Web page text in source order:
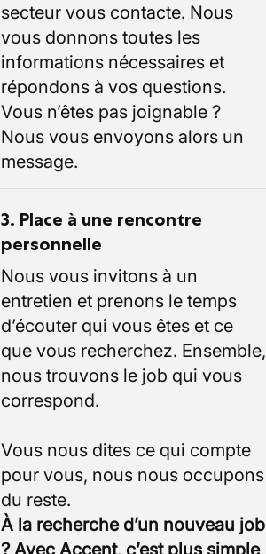
secteur vous contacte. Nous
vous donnons toutes les
informations nécessaires et
répondons à vos questions.
Vous n’êtes pas joignable ?
Nous vous envoyons alors un
message.
3. Place à une rencontre
personnelle
Nous vous invitons à un
entretien et prenons le temps
d’écouter qui vous êtes et ce
que vous recherchez. Ensemble,
nous trouvons le job qui vous
correspond.
Vous nous dites ce qui compte
pour vous, nous nous occupons
À la recherche d’un nouveau job
? Avec Accent, c’est plus simple